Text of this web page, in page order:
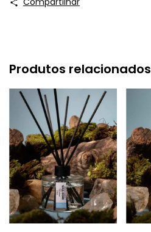
Produtos relacionados